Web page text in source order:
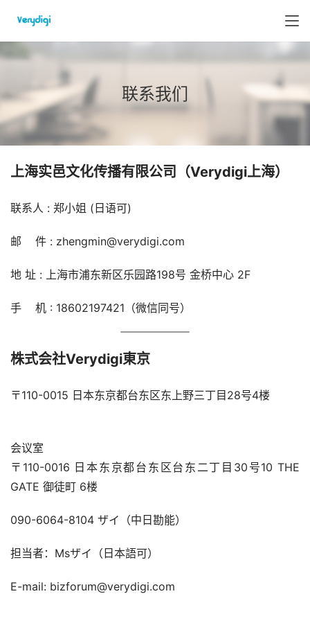
联系我们
上海实邑文化传播有限公司（Verydigi上海）
联系人 : 郑小姐 (日语可)
邮    件 : zhengmin@verydigi.com
地 址 : 上海市浦东新区乐园路198号 金桥中心 2F
手    机 : 18602197421（微信同号）
株式会社Verydigi東京
〒110-0015 日本东京都台东区东上野三丁目28号4楼
会议室
〒110-0016 日本东京都台东区台东二丁目30号10 THE
GATE 御徒町 6楼
090-6064-8104 ザイ（中日勘能）
担当者：Msザイ（日本語可）
E-mail: bizforum@verydigi.com